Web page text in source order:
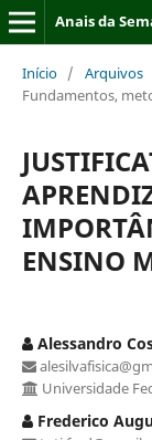
Anais da
Início / Arquivos
Fundamentos,
ENSINO
Alessandro
Universidade
Frederico